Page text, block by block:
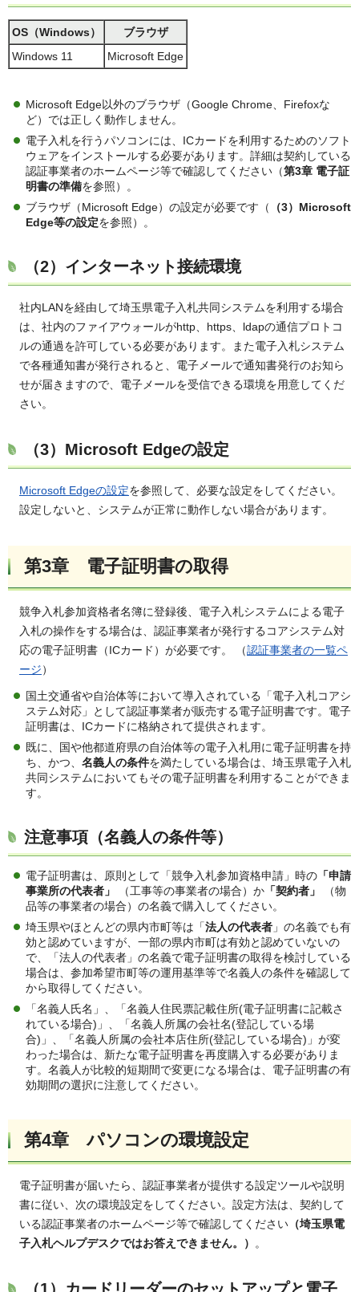
OS（Windows）
ブラウザ
Windows 11
Microsoft Edge
Microsoft Edge以外のブラウザ（Google Chrome、Firefoxな
ど）では正しく動作しません。
電子入札を行うパソコンには、ICカードを利用するためのソフト
ウェアをインストールする必要があります。詳細は契約している
認証事業者のホームページ等で確認してください（第3章 電子証
明書の準備を参照）。
ブラウザ（Microsoft Edge）の設定が必要です（
（3）Microsoft
Edge等の設定を参照）。
（2）インターネット接続環境
社内LANを経由して埼玉県電子入札共同システムを利用する場合
は、社内のファイアウォールがhttp、https、ldapの通信プロトコ
ルの通過を許可している必要があります。また電子入札システム
で各種通知書が発行されると、電子メールで通知書発行のお知ら
せが届きますので、電子メールを受信できる環境を用意してくだ
さい。
（3）Microsoft Edgeの設定
Microsoft Edgeの設定を参照して、必要な設定をしてください。
設定しないと、システムが正常に動作しない場合があります。
第3章 電子証明書の取得
競争入札参加資格者名簿に登録後、電子入札システムによる電子
入札の操作をする場合は、認証事業者が発行するコアシステム対
応の電子証明書（ICカード）が必要です。 （認証事業者の一覧ペ
ージ）
国土交通省や自治体等において導入されている「電子入札コアシ
ステム対応」として認証事業者が販売する電子証明書です。電子
証明書は、ICカードに格納されて提供されます。
既に、国や他都道府県の自治体等の電子入札用に電子証明書を持
ち、かつ、 名義人の条件を満たしている場合は、埼玉県電子入札
共同システムにおいてもその電子証明書を利用することができま
す。
注意事項（名義人の条件等）
電子証明書は、原則として「競争入札参加資格申請」時の 「申請
事業所の代表者」
（工事等の事業者の場合）か 「契約者」
（物
品等の事業者の場合）の名義で購入してください。
埼玉県やほとんどの県内市町等は「法人の代表者 」の名義でも有
効と認めていますが、一部の県内市町は有効と認めていないの
で、「法人の代表者」の名義で電子証明書の取得を検討している
場合は、参加希望市町等の運用基準等で名義人の条件を確認して
から取得してください。
「名義人氏名」、「名義人住民票記載住所(電子証明書に記載さ
れている場合)」、「名義人所属の会社名(登記している場
合)」、「名義人所属の会社本店住所(登記している場合)」が変
わった場合は、新たな電子証明書を再度購入する必要がありま
す。名義人が比較的短期間で変更になる場合は、電子証明書の有
効期間の選択に注意してください。
第4章 パソコンの環境設定
電子証明書が届いたら、認証事業者が提供する設定ツールや説明
書に従い、次の環境設定をしてください。設定方法は、契約して
いる認証事業者のホームページ等で確認してください （埼玉県電
子入札ヘルプデスクではお答えできません。） 。